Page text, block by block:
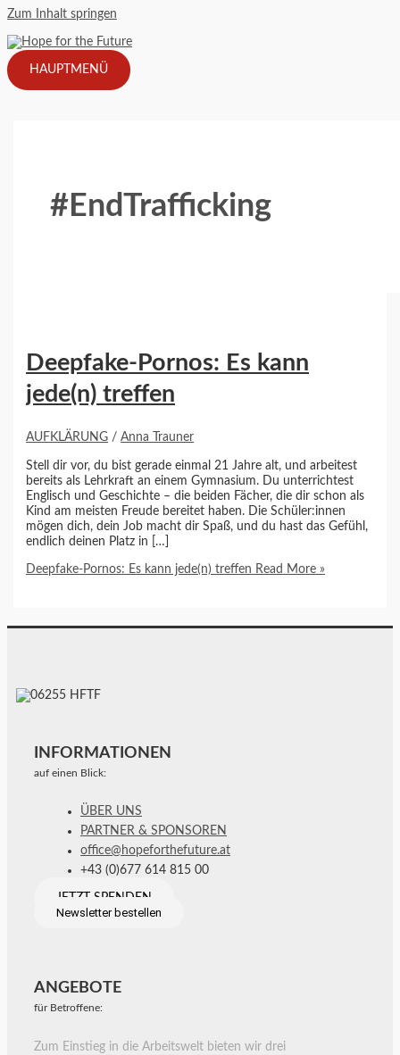
Zum Inhalt springen
HAUPTMENÜ
#EndTrafficking
Deepfake-Pornos: Es kann
jede(n) treffen
AUFKLÄRUNG /Anna Trauner
Stell dir vor, du bist gerade einmal 21 Jahre alt, und arbeitest
bereits als Lehrkraft an einem Gymnasium. Du unterrichtest
Englisch und Geschichte – die beiden Fächer, die dir schon als
Kind am meisten Freude bereitet haben. Die Schüler:innen
mögen dich, dein Job macht dir Spaß, und du hast das Gefühl,
endlich deinen Platz in […]
Deepfake-Pornos: Es kann jede(n) treffen Read More »
INFORMATIONEN
auf einen Blick:
ÜBER UNS
PARTNER & SPONSOREN
office@hopeforthefuture.at
+43 (0)677 614 815 00
JETZT SPENDEN
Newsletter bestellen
ANGEBOTE
für Betroffene:
Zum Einstieg in die Arbeitswelt bieten wir drei